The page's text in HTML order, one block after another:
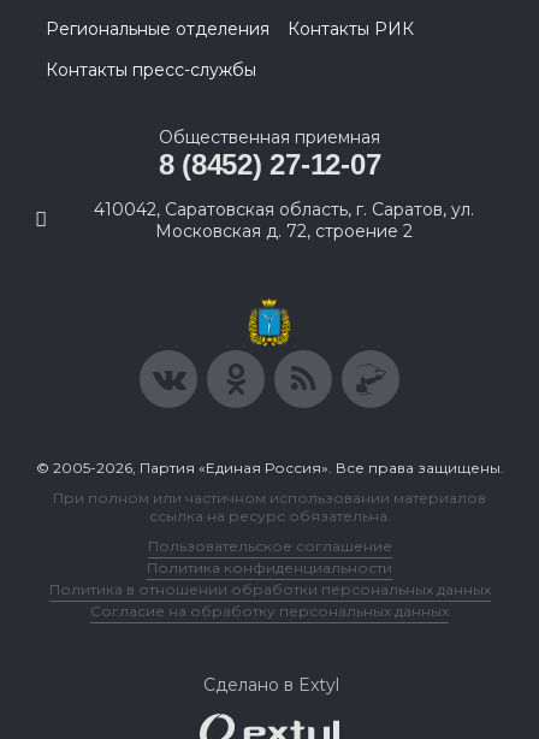
Региональные отделения
Контакты РИК
Контакты пресс-службы
Общественная приемная
8 (8452) 27-12-07
410042, Саратовская область, г. Саратов, ул.
Московская д. 72, строение 2
© 2005-2026, Партия «Единая Россия». Все права защищены.
При полном или частичном использовании материалов
ссылка на ресурс обязательна.
Пользовательское соглашение
Политика конфиденциальности
Политика в отношении обработки персональных данных
Согласие на обработку персональных данных
Сделано в Extyl